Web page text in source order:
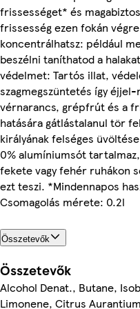
frissességet* és
frissesség ezen fokán
koncentrálhatsz: például
beszélni taníthatod a
védelmet: Tartós illat,
szagmegszüntetés így
vérnarancs, grépfrút és a
hatására gátlástalanul tör
királyának felséges
0% alumíniumsót
fekete vagy fehér ruhákon
ezt teszi. *Mindennapos
Csomagolás mérete: 0.2l
Összetevők
Összetevők
Alcohol Denat., Butane,
Limonene, Citrus